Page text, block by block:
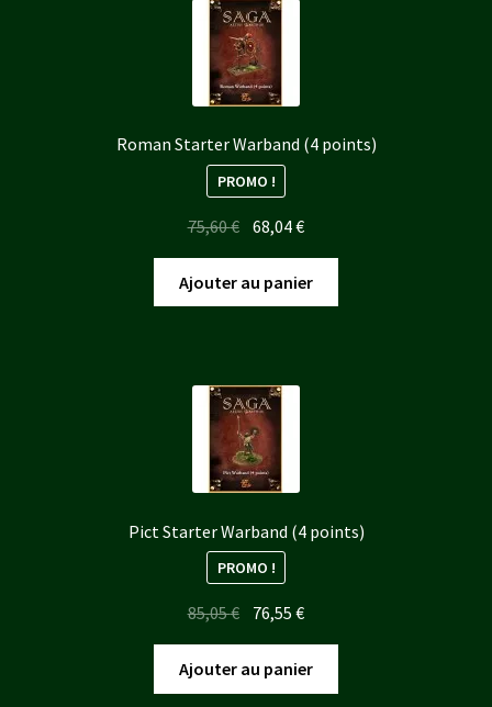
Roman Starter Warband (4 points)
PROMO !
75,60€ Le
initial
était :
68,04€Le
actuel
est :
Ajouter au panier
Pict Starter Warband (4 points)
PROMO !
85,05€ Le
prix
initial
était :
76,55€Le
prix
actuel
est :
Ajouter au panier